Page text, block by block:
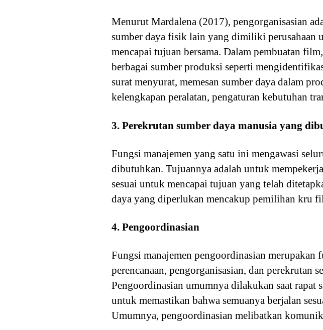
Menurut Mardalena (2017), pengorganisasian
sumber daya fisik lain yang dimiliki perusahaan
mencapai tujuan bersama. Dalam pembuatan
berbagai sumber produksi seperti
surat menyurat, memesan sumber daya dalam
kelengkapan peralatan, pengaturan kebutuhan
3. Perekrutan sumber daya manusia yang
Fungsi manajemen yang satu ini mengawasi
dibutuhkan. Tujuannya adalah untuk
sesuai untuk mencapai tujuan yang telah
daya yang diperlukan mencakup pemilihan kru
4. Pengoordinasian
Fungsi manajemen pengoordinasian
perencanaan, pengorganisasian, dan perekrutan
Pengoordinasian umumnya dilakukan saat rapat
untuk memastikan bahwa semuanya berjalan
Umumnya, pengoordinasian melibatkan